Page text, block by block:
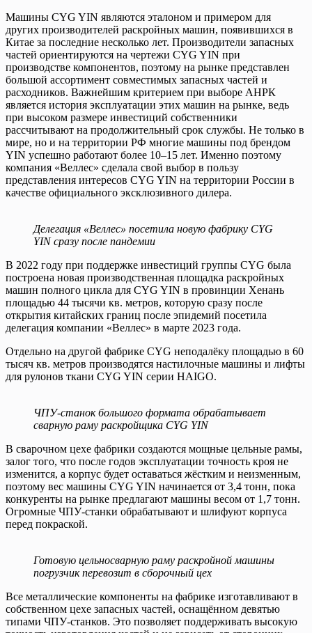
Машины CYG YIN являются эталоном и примером для
других производителей раскройных машин, появившихся в
Китае за последние несколько лет. Производители запасных
частей ориентируются на чертежи CYG YIN при
производстве компонентов, поэтому на рынке представлен
большой ассортимент совместимых запасных частей и
расходников. Важнейшим критерием при выборе АНРК
является история эксплуатации этих машин на рынке, ведь
при высоком размере инвестиций собственники
рассчитывают на продолжительный срок службы. Не только в
мире, но и на территории РФ многие машины под брендом
YIN успешно работают более 10–15 лет. Именно поэтому
компания «Веллес» сделала свой выбор в пользу
представления интересов CYG YIN на территории России в
качестве официального эксклюзивного дилера.
Делегация «Веллес» посетила новую фабрику CYG
YIN сразу после пандемии
В 2022 году при поддержке инвестиций группы CYG была
построена новая производственная площадка раскройных
машин полного цикла для CYG YIN в провинции Хенань
площадью 44 тысячи кв. метров, которую сразу после
открытия китайских границ после эпидемий посетила
делегация компании «Веллес» в марте 2023 года.
Отдельно на другой фабрике CYG неподалёку площадью в 60
тысяч кв. метров производятся настилочные машины и лифты
для рулонов ткани CYG YIN серии HAIGO.
ЧПУ-станок большого формата обрабатывает
сварную раму раскройщика CYG YIN
В сварочном цехе фабрики создаются мощные цельные рамы,
залог того, что после годов эксплуатации точность кроя не
изменится, а корпус будет оставаться жёстким и неизменным,
поэтому вес машины CYG YIN начинается от 3,4 тонн, пока
конкуренты на рынке предлагают машины весом от 1,7 тонн.
Огромные ЧПУ-станки обрабатывают и шлифуют корпуса
перед покраской.
Готовую цельносварную раму раскройной машины
погрузчик перевозит в сборочный цех
Все металлические компоненты на фабрике изготавливают в
собственном цехе запасных частей, оснащённом девятью
типами ЧПУ-станков. Это позволяет поддерживать высокую